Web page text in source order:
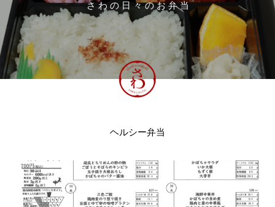
さ わ の 日 々 の お 弁 当
ヘルシー弁当